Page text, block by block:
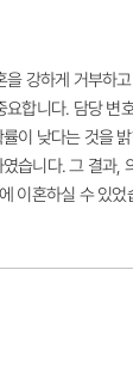
강하게 거부하
합니다. 담당 변
이 낮다는 것을
습니다. 그 결과,
이혼하실 수 있었